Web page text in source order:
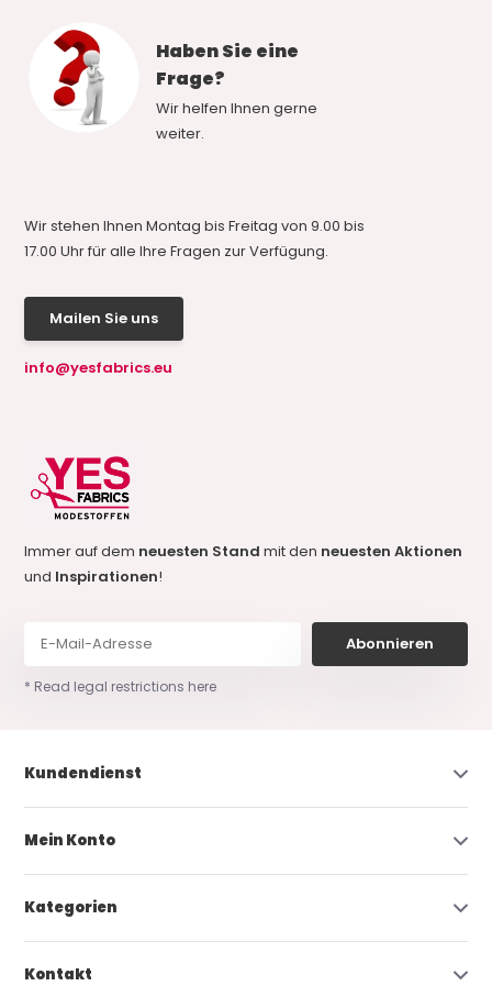
Haben Sie eine
Frage?
Wir helfen Ihnen gerne
weiter.
Wir stehen Ihnen Montag bis Freitag von 9.00 bis
17.00 Uhr für alle Ihre Fragen zur Verfügung.
Mailen Sie uns
info@yesfabrics.eu
Immer auf dem neuesten Standmit den neuesten Aktionen
und Inspirationen!
Abonnieren
* Read legal restrictions here
Kundendienst
Mein Konto
Kategorien
Kontakt